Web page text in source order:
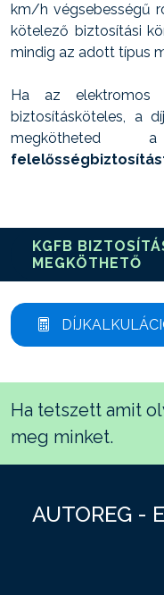
km/h végsebességű
kötelező biztosítási
mindig az adott típus
Ha az elektromos
biztosításköteles, a
KGFB
MEGKÖTHETŐ
Ha tetszett amit
meg minket.
AUTOREG -